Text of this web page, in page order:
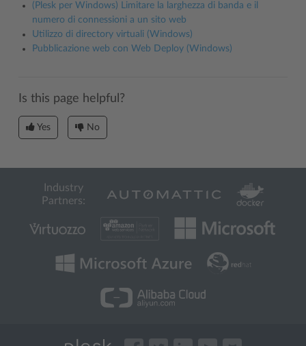
(Plesk per Windows) Limitare la larghezza di banda e il
numero di connessioni a un sito web
Utilizzo di directory virtuali (Windows)
Pubblicazione web con Web Deploy (Windows)
Is this page helpful?
Yes No
Industry
Partners: